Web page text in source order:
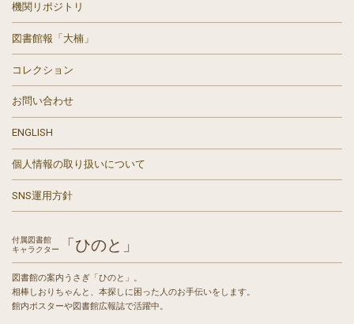
機関リポジトリ
図書館報「大楠」
コレクション
お問い合わせ
ENGLISH
個人情報の取り扱いについて
SNS運用方針
付属図書館
キャラクター
「ひのと」
図書館の案内うさぎ「ひのと」。
相棒しおりちゃんと、本探しに困った人のお手伝いをします。
館内ポスターや図書館広報誌で活躍中。